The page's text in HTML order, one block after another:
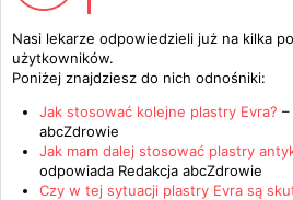
Nasi lekarze odpowiedzieli już na kilka
użytkowników.
Poniżej znajdziesz do nich odnośniki:
Jak stosować kolejne plastry Evra?
abcZdrowie
Jak mam dalej stosować plastry
odpowiada Redakcja abcZdrowie
Czy w tej sytuacji plastry Evra są